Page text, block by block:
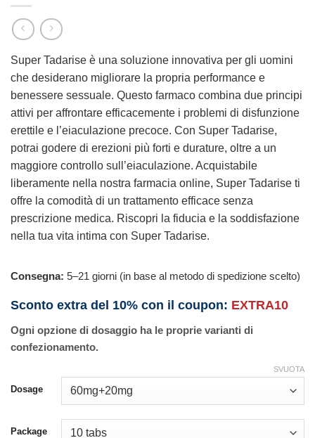
Super Tadarise è una soluzione innovativa per gli uomini
che desiderano migliorare la propria performance e
benessere sessuale. Questo farmaco combina due principi
attivi per affrontare efficacemente i problemi di disfunzione
erettile e l’eiaculazione precoce. Con Super Tadarise,
potrai godere di erezioni più forti e durature, oltre a un
maggiore controllo sull’eiaculazione. Acquistabile
liberamente nella nostra farmacia online, Super Tadarise ti
offre la comodità di un trattamento efficace senza
prescrizione medica. Riscopri la fiducia e la soddisfazione
nella tua vita intima con Super Tadarise.
Consegna: 5–21 giorni (in base al metodo di spedizione scelto)
Sconto extra del 10% con il coupon: EXTRA10
Ogni opzione di dosaggio ha le proprie varianti di
confezionamento.
Dosage
Package
SVUOTA